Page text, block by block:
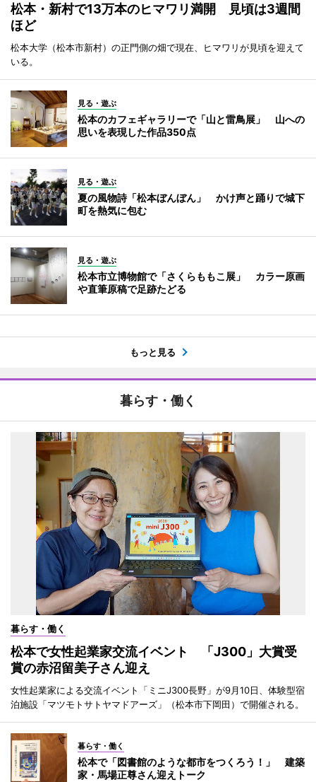
松本・新村で13万本のヒマワリ満開 見頃は3週間
ほど
松本大学（松本市新村）の正門側の畑で現在、ヒマワリが見頃を迎えて
いる。
見る・遊ぶ
松本のカフェギャラリーで「山と雷鳥展」 山への
思いを表現した作品350点
見る・遊ぶ
夏の風物詩「松本ぼんぼん」 かけ声と踊りで城下
町を熱気に包む
見る・遊ぶ
松本市立博物館で「さくらももこ展」 カラー原画
や直筆原稿で足跡たどる
もっと見る
暮らす・働く
暮らす・働く
松本で女性起業家交流イベント 「J300」大賞受
賞の赤沼留美子さん迎え
女性起業家による交流イベント「ミニJ300長野」が9月10日、体験型宿
泊施設「マツモトサトヤマドアーズ」（松本市下岡田）で開催される。
暮らす・働く
松本で「図書館のような都市をつくろう！」 建築
家・馬場正尊さん迎えトーク